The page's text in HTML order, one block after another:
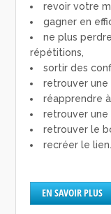
revoir votre
gagner en
ne plus
répétitions,
sortir des
retrouver
réapprendre
retrouver une
retrouver le
recréer le
EN SAVOIR PLUS